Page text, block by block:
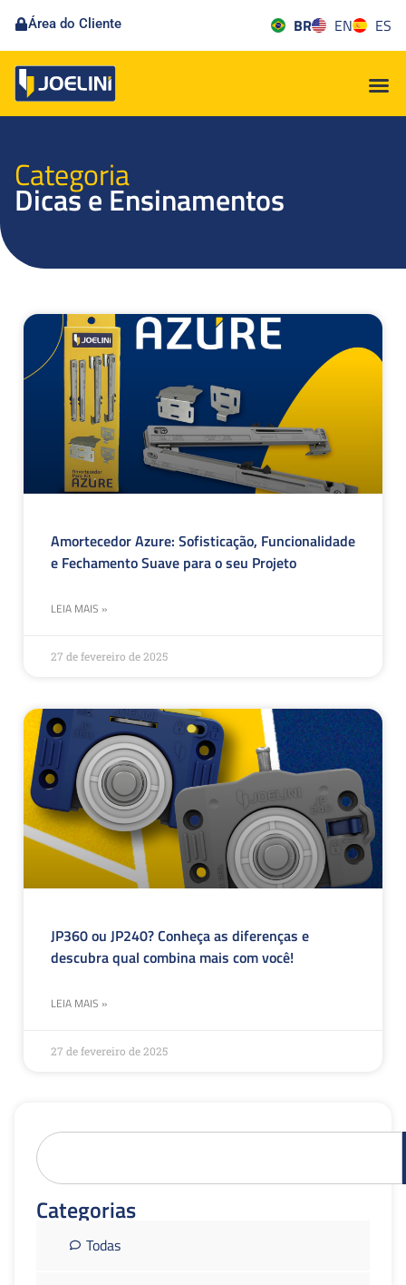
Área do Cliente BR EN ES
Categoria
Dicas e Ensinamentos
Amortecedor Azure: Sofisticação, Funcionalidade
e Fechamento Suave para o seu Projeto
LEIA MAIS »
27 de fevereiro de 2025
JP360 ou JP240? Conheça as diferenças e
descubra qual combina mais com você!
LEIA MAIS »
27 de fevereiro de 2025
Categorias
Todas